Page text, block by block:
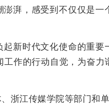
湃，感受到不仅仅是
新时代文化使命的重要
作的行动自觉，为奋力
浙江传媒学院等部门和